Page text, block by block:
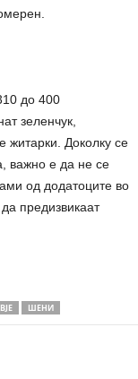
до 400
зеленчук,
житарки. Доколку се
важно е да не се
од додатоците во
предизвикаат
ШЕНИ